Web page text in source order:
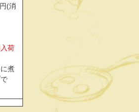
(消
荷
煮